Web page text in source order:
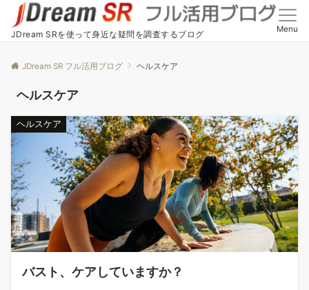
JDream SRを使って身近な疑問を調査するブログ
Menu
JDream SR フル活用ブログ ヘルスケア
ヘルスケア
ヘルスケア
バスト、ケアしていますか？